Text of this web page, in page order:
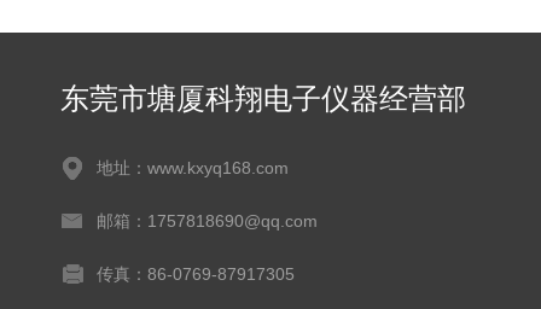
东莞市塘厦科翔电子仪器经营部
地址：www.kxyq168.com
邮箱：1757818690@qq.com
传真：86-0769-87917305